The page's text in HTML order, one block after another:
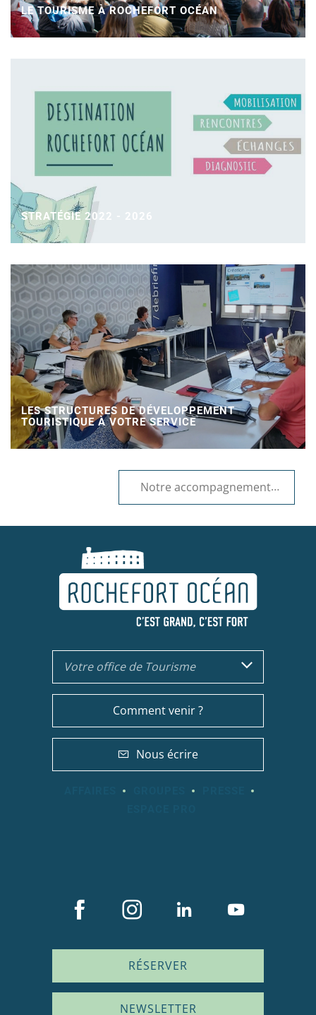
LE TOURISME À ROCHEFORT OCÉAN
STRATÉGIE 2022 - 2026
LES STRUCTURES DE DÉVELOPPEMENT
TOURISTIQUE À VOTRE SERVICE
Notre accompagnement
Votre office de Tourisme
Comment venir ?
Nous écrire
RÉSERVER
NEWSLETTER